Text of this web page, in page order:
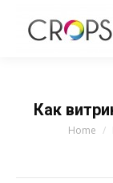
Как
You are
Home